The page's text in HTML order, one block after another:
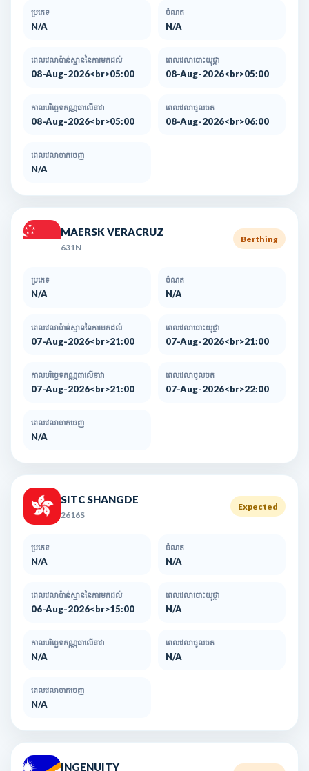
ប្រភេទ
N/A
ចំណត
N/A
ពេលវេលាប៉ាន់ស្មាននៃការមកដល់​
08-Aug-2026<br>05:00
ពេលវេលាបោះយុថ្កា
08-Aug-2026<br>05:00
កាលបរិច្ឆេទកណ្ណធាលើនាវា
08-Aug-2026<br>05:00
ពេលវេលាចូលចត
08-Aug-2026<br>06:00
ពេលវេលាចាកចេញ
N/A
MAERSK VERACRUZ
631N
Berthing
ប្រភេទ
N/A
ចំណត
N/A
ពេលវេលាប៉ាន់ស្មាននៃការមកដល់​
07-Aug-2026<br>21:00
ពេលវេលាបោះយុថ្កា
07-Aug-2026<br>21:00
កាលបរិច្ឆេទកណ្ណធាលើនាវា
07-Aug-2026<br>21:00
ពេលវេលាចូលចត
07-Aug-2026<br>22:00
ពេលវេលាចាកចេញ
N/A
SITC SHANGDE
2616S
Expected
ប្រភេទ
N/A
ចំណត
N/A
ពេលវេលាប៉ាន់ស្មាននៃការមកដល់​
06-Aug-2026<br>15:00
ពេលវេលាបោះយុថ្កា
N/A
កាលបរិច្ឆេទកណ្ណធាលើនាវា
N/A
ពេលវេលាចូលចត
N/A
ពេលវេលាចាកចេញ
N/A
INGENUITY